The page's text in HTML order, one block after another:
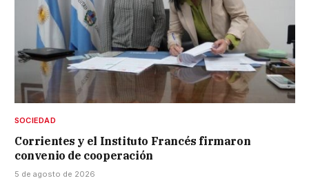
SOCIEDAD
Corrientes y el Instituto Francés firmaron
convenio de cooperación
5 de agosto de 2026